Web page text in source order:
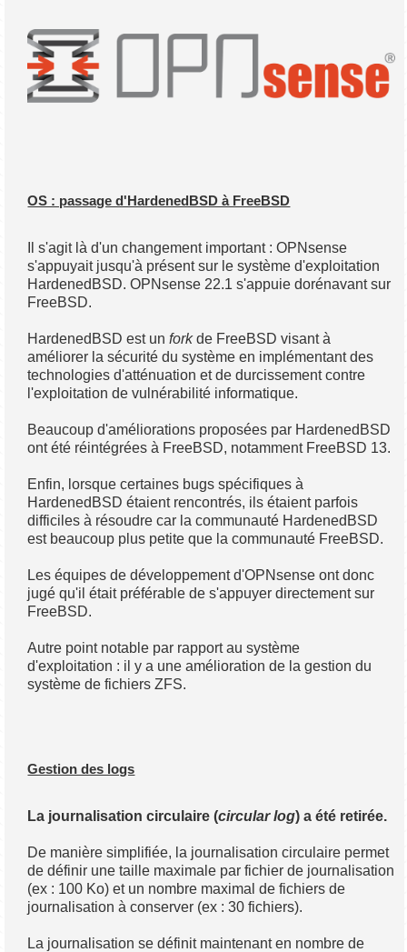
OS : passage d'HardenedBSD à FreeBSD
Il s'agit là d'un changement important : OPNsense
s'appuyait jusqu'à présent sur le système d'exploitation
HardenedBSD. OPNsense 22.1 s'appuie dorénavant sur
FreeBSD.
HardenedBSD est unforkde FreeBSD visant à
améliorer la sécurité du système en implémentant des
technologies d'atténuation et de durcissement contre
l'exploitation de vulnérabilité informatique.
Beaucoup d'améliorations proposées par HardenedBSD
ont été réintégrées à FreeBSD, notamment FreeBSD 13.
Enfin, lorsque certaines bugs spécifiques à
HardenedBSD étaient rencontrés, ils étaient parfois
difficiles à résoudre car la communauté HardenedBSD
est beaucoup plus petite que la communauté FreeBSD.
Les équipes de développement d'OPNsense ont donc
jugé qu'il était préférable de s'appuyer directement sur
FreeBSD.
Autre point notable par rapport au système
d'exploitation : il y a une amélioration de la gestion du
système de fichiers ZFS.
Gestion des logs
La journalisation circulaire (circular log) a été retirée.
De manière simplifiée, la journalisation circulaire permet
de définir une taille maximale par fichier de journalisation
(ex : 100 Ko) et un nombre maximal de fichiers de
journalisation à conserver (ex : 30 fichiers).
La journalisation se définit maintenant en nombre de